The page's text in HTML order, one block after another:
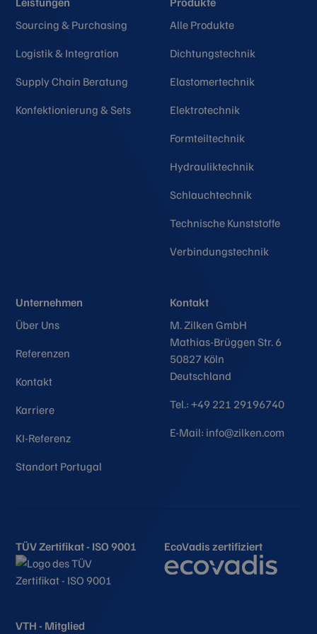
Sourcing & Purchasing
Logistik & Integration
Supply Chain Beratung
Konfektionierung & Sets
Alle Produkte
Dichtungstechnik
Elastomertechnik
Elektrotechnik
Formteiltechnik
Hydrauliktechnik
Schlauchtechnik
Technische Kunststoffe
Verbindungstechnik
Unternehmen
Über Uns
Referenzen
Kontakt
Karriere
KI-Referenz
Standort Portugal
Kontakt
M. Zilken GmbH
Mathias-Brüggen Str. 6
50827 Köln
Deutschland
Tel.: +49 221 29196740
E-Mail: info@zilken.com
TÜV Zertifikat - ISO 9001 EcoVadis zertifiziert
VTH - Mitglied